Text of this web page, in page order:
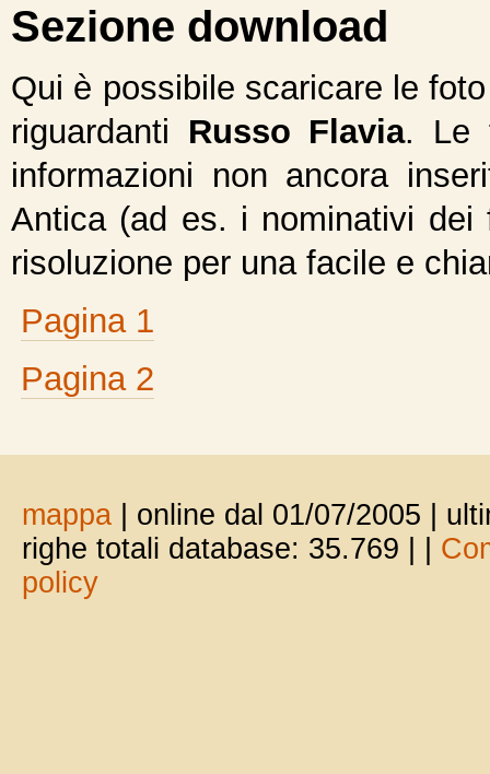
Sezione download
Qui è possibile scaricare le
riguardanti Russo Flavia. Le
informazioni non ancora
Antica (ad es. i nominativi
risoluzione per una facile e
Pagina 1
Pagina 2
mappa | online dal 01/07/2005 |
righe totali database: 35.769 |
policy